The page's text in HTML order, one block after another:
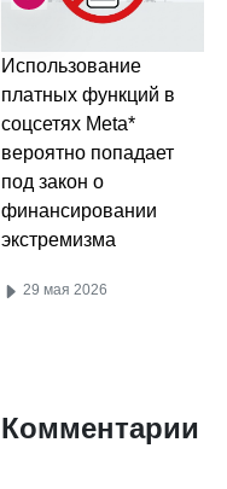
Использование
платных функций в
соцсетях Meta*
вероятно попадает
под закон о
финансировании
экстремизма
29 мая 2026
Комментарии